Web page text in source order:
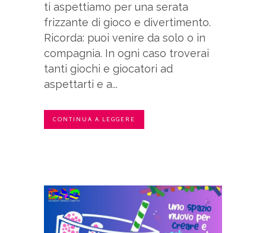
ti aspettiamo per una serata
frizzante di gioco e divertimento.
Ricorda: puoi venire da solo o in
compagnia. In ogni caso troverai
tanti giochi e giocatori ad
aspettarti e a...
CONTINUA A LEGGERE